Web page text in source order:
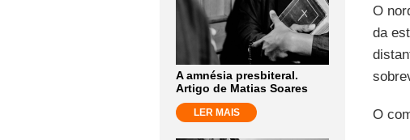
A amnésia presbiteral.
Artigo de Matias Soares
LER MAIS
O
da
O